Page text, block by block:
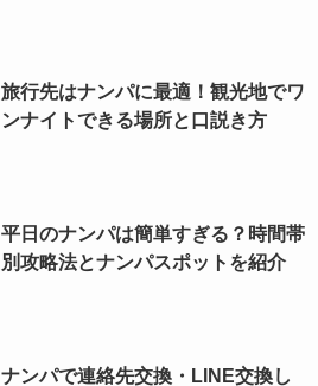
旅行先はナンパに最適！観光地でワ
ンナイトできる場所と口説き方
平日のナンパは簡単すぎる？時間帯
別攻略法とナンパスポットを紹介
ナンパで連絡先交換・LINE交換し